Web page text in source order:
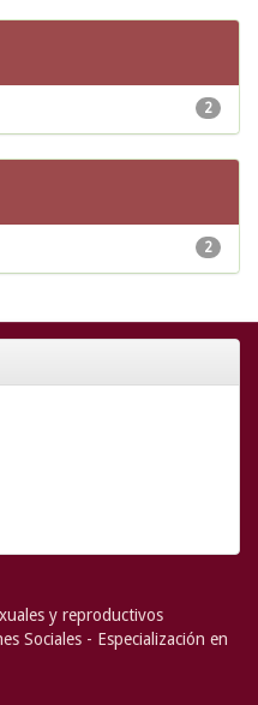
2
2
y reproductivos
Sociales - Especialización en